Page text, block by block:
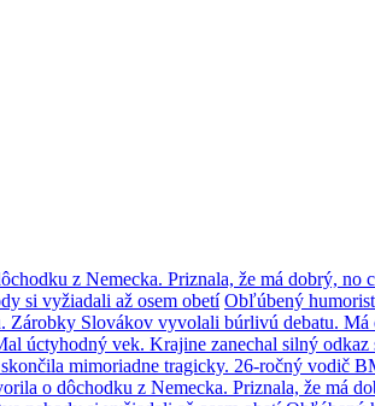
z Nemecka. Priznala, že má dobrý, no
si vyžiadali až osem obetí Obľúbený
Zárobky Slovákov vyvolali búrlivú debatu. Má
úctyhodný vek. Krajine zanechal silný odkaz
mimoriadne tragicky. 26-ročný vodič
o dôchodku z Nemecka. Priznala, že má